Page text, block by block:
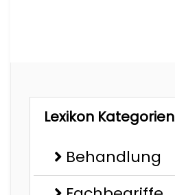
Lexikon Kategorien
Behandlung